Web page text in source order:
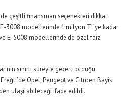
çeşitli finansman seçenekleri dikkat
E-3008 modellerinde 1 milyon TL’ye kadar
E-5008 modellerinde de özel faiz
sınırlı süreyle geçerli olduğu
Opel, Peugeot ve Citroen Bayisi
ulaşılabileceği ifade edildi.